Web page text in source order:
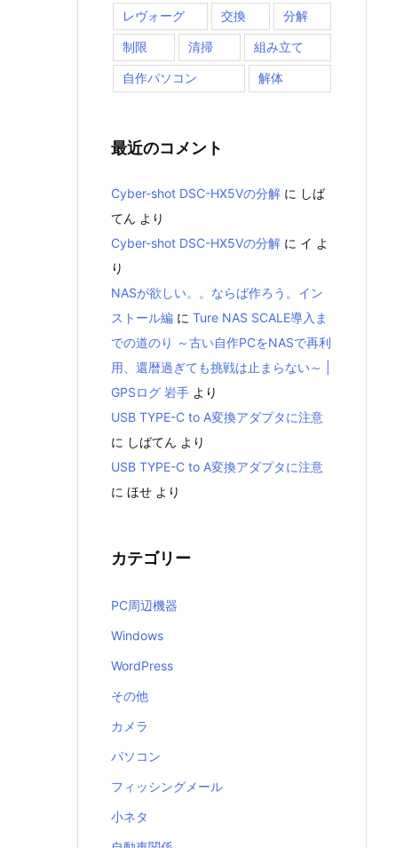
レヴォーグ 交換 分解
制限 清掃 組み立て
自作パソコン 解体
最近のコメント
Cyber-shot DSC-HX5Vの分解 に しば
てん より
Cyber-shot DSC-HX5Vの分解 に イ よ
り
NASが欲しい。。ならば作ろう。イン
ストール編 に Ture NAS SCALE導入ま
での道のり ～古い自作PCをNASで再利
用、還暦過ぎても挑戦は止まらない～ |
GPSログ 岩手 より
USB TYPE-C to A変換アダプタに注意
に しばてん より
USB TYPE-C to A変換アダプタに注意
に ほせ より
カテゴリー
PC周辺機器
Windows
WordPress
その他
カメラ
パソコン
フィッシングメール
小ネタ